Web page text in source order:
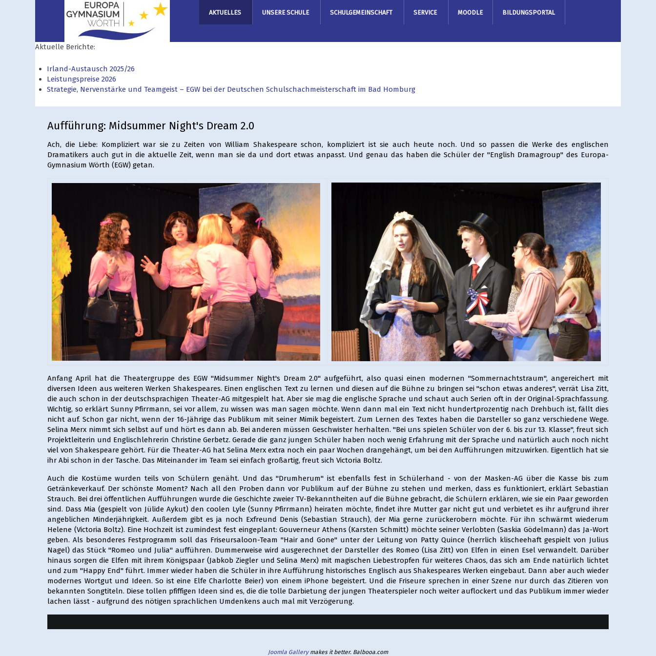
AKTUELLES UNSERE SCHULE SCHULGEMEINSCHAFT SERVICE MOODLE BILDUNGSPORTAL
Aktuelle Berichte:
Irland-Austausch 2025/26
Leistungspreise 2026
Strategie, Nervenstärke und Teamgeist – EGW bei der Deutschen Schulschachmeisterschaft im Bad Homburg
Aufführung: Midsummer Night's Dream 2.0
Ach, die Liebe: Kompliziert war sie zu Zeiten von William Shakespeare schon, kompliziert ist sie auch heute noch. Und so passen die Werke des englischen
Dramatikers auch gut in die aktuelle Zeit, wenn man sie da und dort etwas anpasst. Und genau das haben die Schüler der "English Dramagroup" des Europa-
Gymnasium Wörth (EGW) getan.
Anfang April hat die Theatergruppe des EGW "Midsummer Night's Dream 2.0" aufgeführt, also quasi einen modernen "Sommernachtstraum", angereichert mit
diversen Ideen aus weiteren Werken Shakespeares. Einen englischen Text zu lernen und diesen auf die Bühne zu bringen sei "schon etwas anderes", verrät Lisa Zitt,
die auch schon in der deutschsprachigen Theater-AG mitgespielt hat. Aber sie mag die englische Sprache und schaut auch Serien oft in der Original-Sprachfassung.
Wichtig, so erklärt Sunny Pfirrmann, sei vor allem, zu wissen was man sagen möchte. Wenn dann mal ein Text nicht hundertprozentig nach Drehbuch ist, fällt dies
nicht auf. Schon gar nicht, wenn der 16-Jährige das Publikum mit seiner Mimik begeistert. Zum Lernen des Textes haben die Darsteller so ganz verschiedene Wege.
Selina Merx nimmt sich selbst auf und hört es dann ab. Bei anderen müssen Geschwister herhalten. "Bei uns spielen Schüler von der 6. bis zur 13. Klasse", freut sich
Projektleiterin und Englischlehrerin Christine Gerbetz. Gerade die ganz jungen Schüler haben noch wenig Erfahrung mit der Sprache und natürlich auch noch nicht
viel von Shakespeare gehört. Für die Theater-AG hat Selina Merx extra noch ein paar Wochen drangehängt, um bei den Aufführungen mitzuwirken. Eigentlich hat sie
ihr Abi schon in der Tasche. Das Miteinander im Team sei einfach großartig, freut sich Victoria Boltz.
Auch die Kostüme wurden teils von Schülern genäht. Und das "Drumherum" ist ebenfalls fest in Schülerhand - von der Masken-AG über die Kasse bis zum
Getränkeverkauf. Der schönste Moment? Nach all den Proben dann vor Publikum auf der Bühne zu stehen und merken, dass es funktioniert, erklärt Sebastian
Strauch. Bei drei öffentlichen Aufführungen wurde die Geschichte zweier TV-Bekanntheiten auf die Bühne gebracht, die Schülern erklären, wie sie ein Paar geworden
sind. Dass Mia (gespielt von Jülide Aykut) den coolen Lyle (Sunny Pfirrmann) heiraten möchte, findet ihre Mutter gar nicht gut und verbietet es ihr aufgrund ihrer
angeblichen Minderjährigkeit. Außerdem gibt es ja noch Exfreund Denis (Sebastian Strauch), der Mia gerne zurückerobern möchte. Für ihn schwärmt wiederum
Helene (Victoria Boltz). Eine Hochzeit ist zumindest fest eingeplant: Gouverneur Athens (Karsten Schmitt) möchte seiner Verlobten (Saskia Gödelmann) das Ja-Wort
geben. Als besonderes Festprogramm soll das Friseursaloon-Team "Hair and Gone" unter der Leitung von Patty Quince (herrlich klischeehaft gespielt von Julius
Nagel) das Stück "Romeo und Julia" aufführen. Dummerweise wird ausgerechnet der Darsteller des Romeo (Lisa Zitt) von Elfen in einen Esel verwandelt. Darüber
hinaus sorgen die Elfen mit ihrem Königspaar (Jabkob Ziegler und Selina Merx) mit magischen Liebestropfen für weiteres Chaos, das sich am Ende natürlich lichtet
und zum "Happy End" führt. Immer wieder haben die Schüler in ihre Aufführung historisches Englisch aus Shakespeares Werken eingebaut. Dann aber auch wieder
modernes Wortgut und Ideen. So ist eine Elfe Charlotte Beier) von einem iPhone begeistert. Und die Friseure sprechen in einer Szene nur durch das Zitieren von
bekannten Songtiteln. Diese tollen pfiffigen Ideen sind es, die die tolle Darbietung der jungen Theaterspieler noch weiter auflockert und das Publikum immer wieder
lachen lässt - aufgrund des nötigen sprachlichen Umdenkens auch mal mit Verzögerung.
Joomla Gallerymakes it better. Balbooa.com